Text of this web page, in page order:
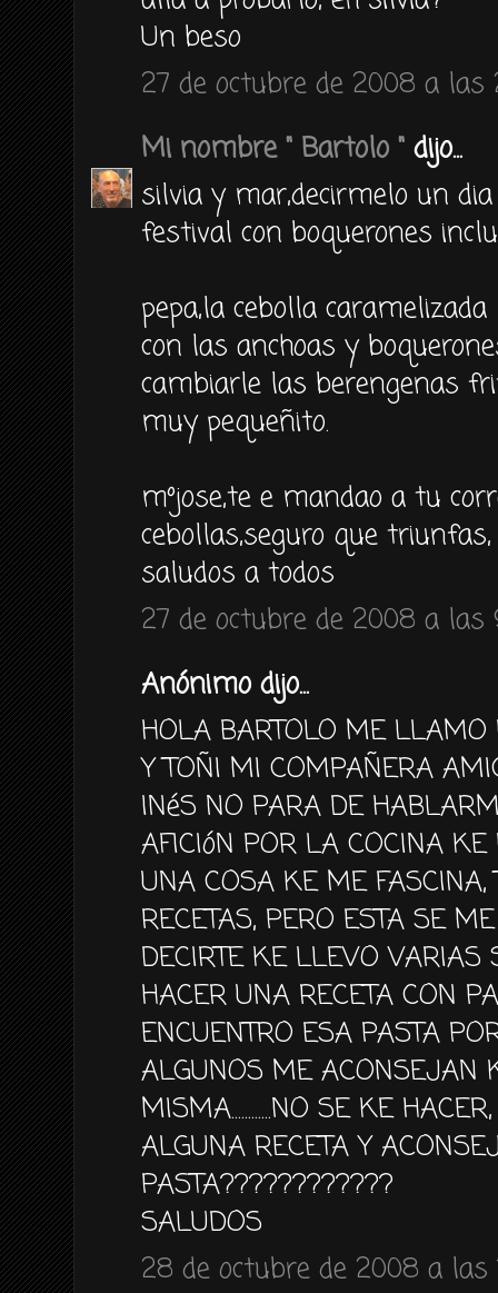
Un beso
27 de octubre de 2008 a las
Mi nombre " Bartolo " dijo...
silvia y mar,decirmelo un
festival con boquerones
pepa,la cebolla
con las anchoas y
cambiarle las berengenas
muy pequeñito.
mºjose,te e mandao a tu
cebollas,seguro que triunfas,
saludos a todos
27 de octubre de 2008 a las
Anónimo dijo...
HOLA BARTOLO ME LLAMO
Y TOÑI MI COMPAÑERA
INéS NO PARA DE
AFICIóN POR LA COCINA
UNA COSA KE ME FASCINA,
RECETAS, PERO ESTA SE
DECIRTE KE LLEVO VARIAS
HACER UNA RECETA CON
ENCUENTRO ESA PASTA
ALGUNOS ME ACONSEJAN
MISMA............NO SE KE
ALGUNA RECETA Y
PASTA????????????
SALUDOS
28 de octubre de 2008 a las